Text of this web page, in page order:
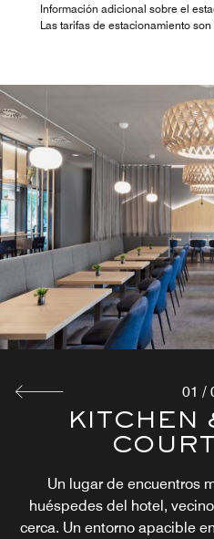
Información adicional sobre el
Las tarifas de estacionamiento
KITCHEN
Un lugar de encuentros
huéspedes del hotel,
cerca. Un entorno apacible
"THE
GRAB
The Market, disponible
semana en el Residence Inn
gran variedad de
01 /